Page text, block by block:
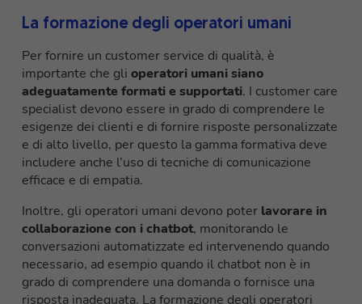
La formazione degli operatori umani
Per fornire un customer service di qualità, è
importante che gli operatori umani siano
adeguatamente formati e supportati. I customer care
specialist devono essere in grado di comprendere le
esigenze dei clienti e di fornire risposte personalizzate
e di alto livello, per questo la gamma formativa deve
includere anche l’uso di tecniche di comunicazione
efficace e di empatia.
Inoltre, gli operatori umani devono poter lavorare in
collaborazione con i chatbot, monitorando le
conversazioni automatizzate ed intervenendo quando
necessario, ad esempio quando il chatbot non è in
grado di comprendere una domanda o fornisce una
risposta inadeguata. La formazione degli operatori